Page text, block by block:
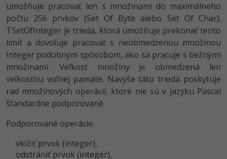
C++ -80%
Swift -80%
Kotlin -80%
Céčko -80%
VB.NET
-80%
umožňuje pracovať len s množinami do maximálneho
počtu 256 prvkov (Set Of Byte alebo Set Of Char).
TSetOfInteger je trieda, ktorá umožňuje prekonať tento
limit a dovoľuje pracovať s neobmedzenou množinou
Integer podobným spôsobom, ako sa pracuje s bežnými
množinami. Veľkosť množiny je obmedzená len
veľkosťou voľnej pamäte. Navyše táto trieda poskytuje
rad množinových operácií, ktoré nie sú v jazyku Pascal
štandardne podporované.
Podporované operácie:
vložiť prvok (integer),
odstrániť prvok (integer),